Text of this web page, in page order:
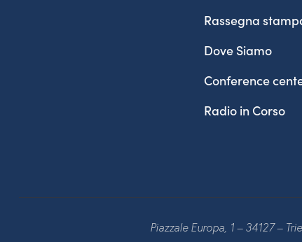
Rassegna
Dove Siamo
Conference
Radio in Corso
Piazzale Europa, 1 – 34127 –